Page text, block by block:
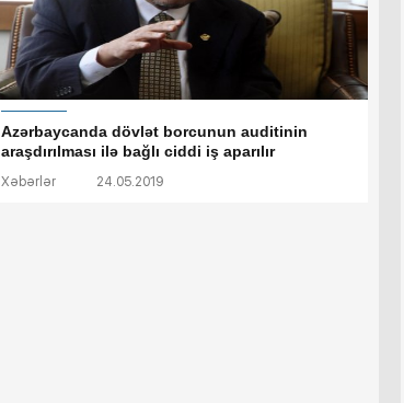
Azərbaycanda dövlət borcunun auditinin
araşdırılması ilə bağlı ciddi iş aparılır
Xəbərlər 24.05.2019